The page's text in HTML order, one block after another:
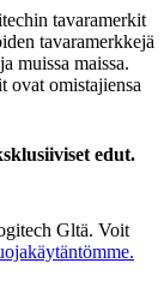
tavaramerkit
tavaramerkkejä
muissa maissa.
ovat omistajiensa
edut.
Gltä. Voit